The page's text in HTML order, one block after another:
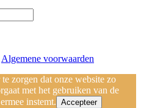
Algemene voorwaarden
zorgen dat onze website zo
met het gebruiken van de
instemt.
Accepteer